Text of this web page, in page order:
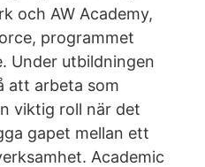
och AW Academy,
programmet
Under utbildningen
att arbeta som
viktig roll när det
gapet mellan ett
Academic